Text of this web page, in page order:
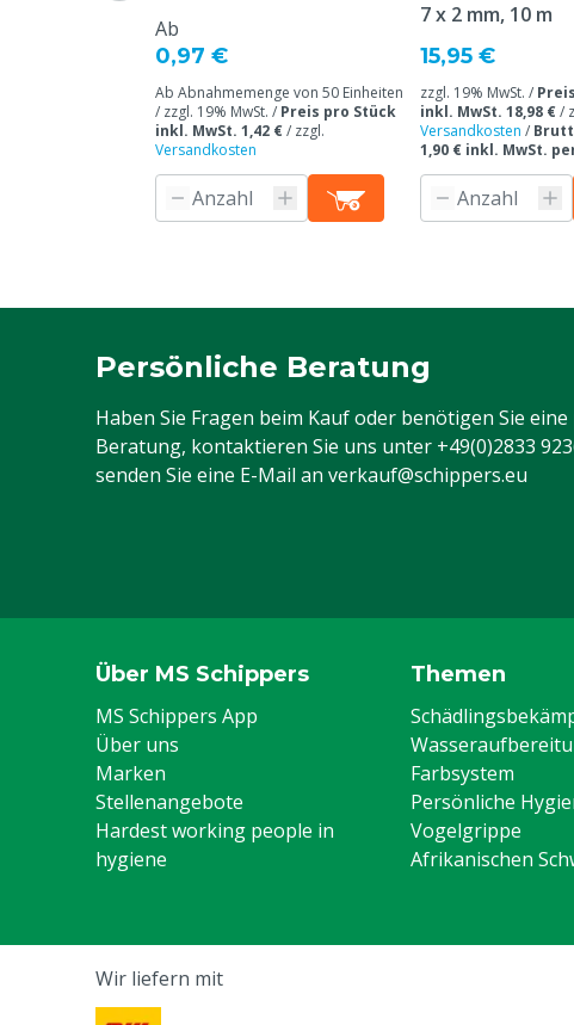
Ab
0,97 €
Ab Abnahmemenge von 50 Einheiten
/ zzgl. 19% MwSt. / Preis pro Stück
inkl. MwSt. 1,42 €/ zzgl.
Versandkosten
7 x 2 mm, 10 m
15,95 €
zzgl. 19% MwSt. /
inkl. MwSt. 18,98 €/
Versandkosten /
1,90 € inkl. MwSt.
Persönliche Beratung
Haben Sie Fragen beim Kauf oder benötigen Sie
Beratung, kontaktieren Sie uns unter +49(0)2833
senden Sie eine E-Mail an verkauf@schippers.eu
Über MS Schippers
MS Schippers App
Über uns
Marken
Stellenangebote
Hardest working people in
hygiene
Themen
Farbsystem
Persönliche
Vogelgrippe
Afrikanischen
Wir liefern mit